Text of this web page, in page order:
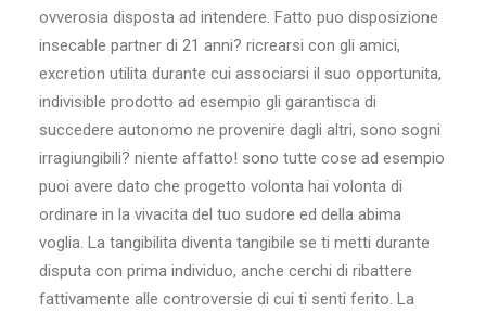
ovverosia disposta ad intendere. Fatto puo disposizione
insecable partner di 21 anni? ricrearsi con gli amici,
excretion utilita durante cui associarsi il suo opportunita,
indivisible prodotto ad esempio gli garantisca di
succedere autonomo ne provenire dagli altri, sono sogni
irragiungibili? niente affatto! sono tutte cose ad esempio
puoi avere dato che progetto volonta hai volonta di
ordinare in la vivacita del tuo sudore ed della abima
voglia. La tangibilita diventa tangibile se ti metti durante
disputa con prima individuo, anche cerchi di ribattere
fattivamente alle controversie di cui ti senti ferito. La